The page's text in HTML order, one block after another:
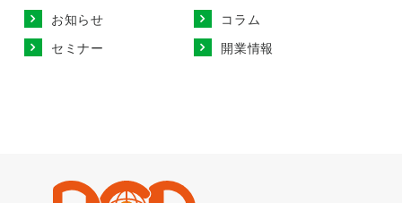
お知らせ
コラム
セミナー
開業情報